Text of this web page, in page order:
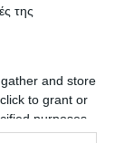
της
and store
to grant or
purposes